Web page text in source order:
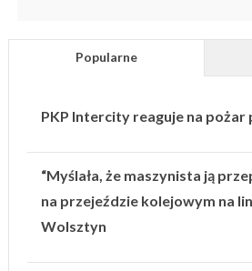
Popularne
PKP Intercity reaguje na pożar
“Myślała, że maszynista ją
na przejeździe kolejowym na
Wolsztyn